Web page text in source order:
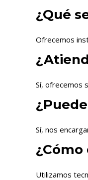
¿Qué
Ofrecemos
Sí, ofrecemos
Sí, nos
Utilizamos